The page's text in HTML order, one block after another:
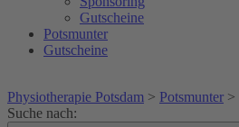
Gutscheine
Potsmunter
Gutscheine
Physiotherapie Potsdam > Potsmunter >
Suche nach: